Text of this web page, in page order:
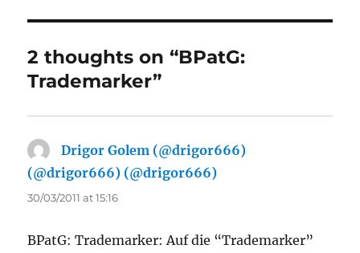
2 thoughts on “BPatG:
Trademarker”
Drigor Golem (@drigor666)
(@drigor666) (@drigor666)
30/03/2011 at 15:16
BPatG: Trademarker: Auf die “Trademarker”